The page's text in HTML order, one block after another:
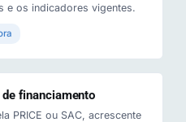
e os indicadores vigentes.
de financiamento
PRICE ou SAC, acrescente